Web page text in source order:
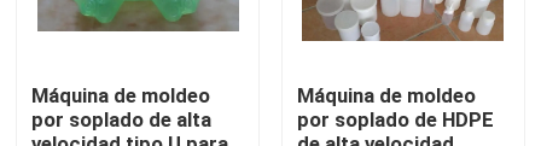
Sobre nosotros
Máquina de moldeo
por soplado de alta
Máquina de moldeo
por soplado de HDPE